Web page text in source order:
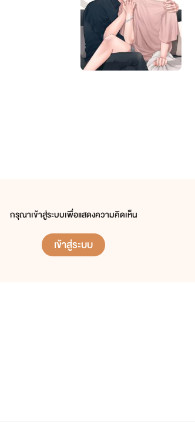
กรุณาเข้าสู่ระบบเพื่อแสดงความคิดเห็น
เข้าสู่ระบบ